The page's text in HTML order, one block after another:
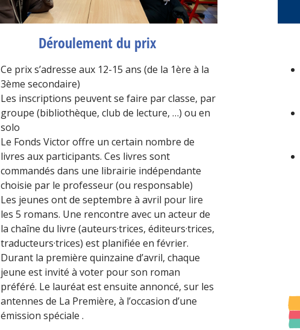
Déroulement du prix
Ce prix s’adresse aux 12-15 ans (de la 1ère à la
3ème secondaire)
Les inscriptions peuvent se faire par classe, par
groupe (bibliothèque, club de lecture, …) ou en
solo
Le Fonds Victor offre un certain nombre de
livres aux participants. Ces livres sont
commandés dans une librairie indépendante
choisie par le professeur (ou responsable)
Les jeunes ont de septembre à avril pour lire
les 5 romans. Une rencontre avec un acteur de
la chaîne du livre (auteurs·trices, éditeurs·trices,
traducteurs·trices) est planifiée en février.
Durant la première quinzaine d’avril, chaque
jeune est invité à voter pour son roman
préféré. Le lauréat est ensuite annoncé, sur les
antennes de La Première, à l’occasion d’une
émission spéciale .